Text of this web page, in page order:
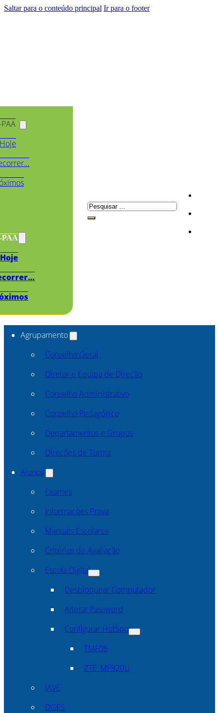
Saltar para o conteúdo principal Ir para o footer
PAA
Hoje
Pesquisar
Agrupamento
Conselho Geral
Diretor e Equipa de Direção
Conselho Administrativo
Conselho Pedagógico
Departamentos e Grupos
Direcões de Turma
Alunos
Exames
Informações Prova
Manuais Escolares
Critérios de Avaliação
Escola Digital
Desbloquear Computador
Alterar Password
Configurar HotSpot
TMF08
ZTE_MF920U
IAVE
DGES